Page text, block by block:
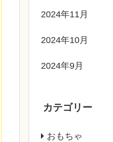
2024年11月
2024年10月
2024年9月
カテゴリー
おもちゃ